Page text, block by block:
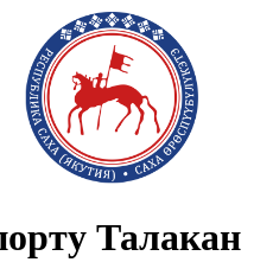
Талакан